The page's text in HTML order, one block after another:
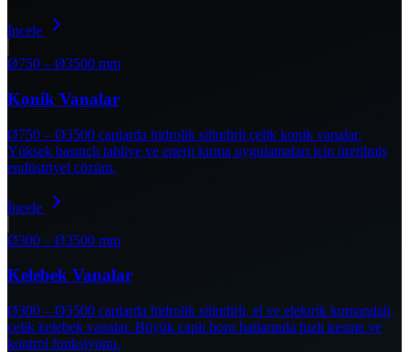
İncele
Ø750 – Ø3500 mm
Konik Vanalar
Ø750 – Ø3500 çaplarda hidrolik silindirli çelik konik vanalar.
Yüksek basınçlı tahliye ve enerji kırma uygulamaları için üretilmiş
endüstriyel çözüm.
İncele
Ø300 – Ø3500 mm
Kelebek Vanalar
Ø300 – Ø3500 çaplarda hidrolik silindirli, el ve elektrik kumandalı
çelik kelebek vanalar. Büyük çaplı boru hatlarında hızlı kesme ve
kontrol fonksiyonu.